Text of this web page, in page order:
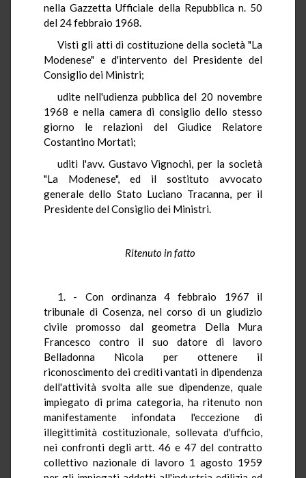
nella Gazzetta Ufficiale della Repubblica n. 50
del 24 febbraio 1968.
Visti gli atti di costituzione della società "La
Modenese" e d'intervento del Presidente del
Consiglio dei Ministri;
udite nell'udienza pubblica del 20 novembre
1968 e nella camera di consiglio dello stesso
giorno le relazioni del Giudice Relatore
Costantino Mortati;
uditi l'avv. Gustavo Vignochi, per la società
"La Modenese", ed il sostituto avvocato
generale dello Stato Luciano Tracanna, per il
Presidente del Consiglio dei Ministri.
Ritenuto in fatto
1. - Con ordinanza 4 febbraio 1967 il
tribunale di Cosenza, nel corso di un giudizio
civile promosso dal geometra Della Mura
Francesco contro il suo datore di lavoro
Belladonna Nicola per ottenere il
riconoscimento dei crediti vantati in dipendenza
dell'attività svolta alle sue dipendenze, quale
impiegato di prima categoria, ha ritenuto non
manifestamente infondata l'eccezione di
illegittimità costituzionale, sollevata d'ufficio,
nei confronti degli artt. 46 e 47 del contratto
collettivo nazionale di lavoro 1 agosto 1959